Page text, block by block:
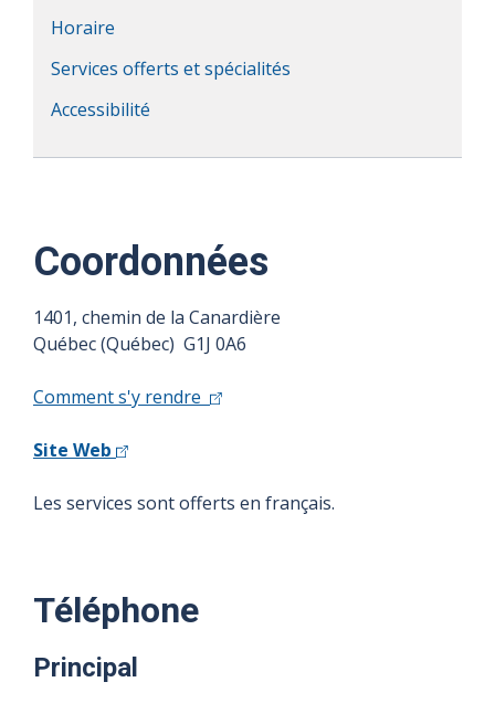
Horaire
Services offerts et spécialités
Accessibilité
Coordonnées
1401, chemin de la Canardière
Québec (Québec) G1J 0A6
Comment s'y rendre
Site Web
Les services sont offerts en français.
Téléphone
Principal